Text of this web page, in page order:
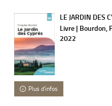
LE JARDIN DES
Livre | Bourdon,
2022
Plus d'infos